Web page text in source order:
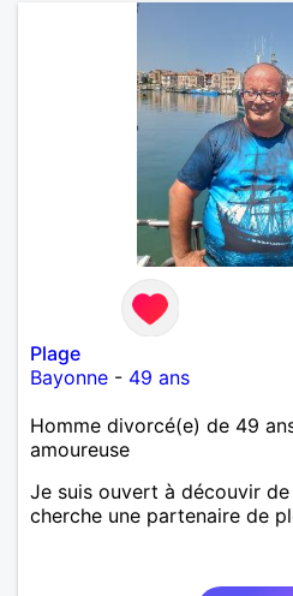
Plage
Bayonne - 49 ans
Homme divorcé(e) de 49
amoureuse
Je suis ouvert à découvir
cherche une partenaire de